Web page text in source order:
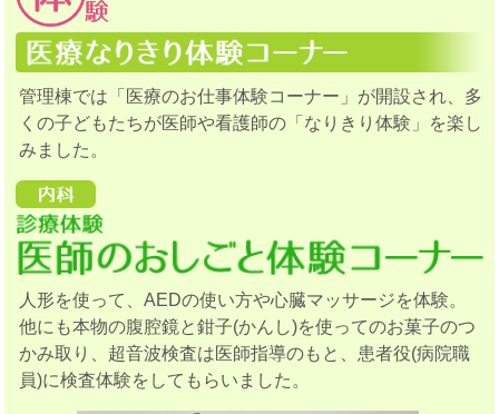
管理棟では「医療のお仕事体験コーナー」が開設され、多
くの子どもたちが医師や看護師の「なりきり体験」を楽し
みました。
人形を使って、AEDの使い方や心臓マッサージを体験。
他にも本物の腹腔鏡と鉗子(かんし)を使ってのお菓子のつ
かみ取り、超音波検査は医師指導のもと、患者役(病院職
員)に検査体験をしてもらいました。